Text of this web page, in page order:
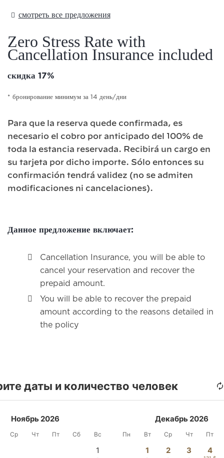
смотреть все предложения
Zero Stress Rate with
Cancellation Insurance included
скидка 17%
бронирование минимум за 14 день/дни
Para que la reserva quede confirmada, es
necesario el cobro por anticipado del 100% de
toda la estancia reservada. Recibirá un cargo en
su tarjeta por dicho importe. Sólo entonces su
confirmación tendrá validez (no se admiten
modificaciones ni cancelaciones).
Данное предложение включает:
Cancellation Insurance, you will be able to
cancel your reservation and recover the
prepaid amount.
You will be able to recover the prepaid
amount according to the reasons detailed in
the policy
даты и количество человек
Ноябрь 2026
Ср Чт Пт Сб Вс
1
Декабрь 2026
Пн Вт Ср Чт Пт
1 2 3 4